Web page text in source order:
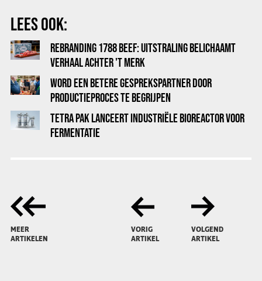
LEES OOK:
REBRANDING 1788 BEEF: UITSTRALING BELICHAAMT
VERHAAL ACHTER 'T MERK
WORD EEN BETERE GESPREKSPARTNER DOOR
PRODUCTIEPROCES TE BEGRIJPEN
TETRA PAK LANCEERT INDUSTRIËLE BIOREACTOR VOOR
FERMENTATIE
MEER
ARTIKELEN
VORIG
ARTIKEL
VOLGEND
ARTIKEL